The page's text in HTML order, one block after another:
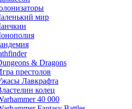
мир
& Dragons
престолов
Лавкрафта
колец
40 000